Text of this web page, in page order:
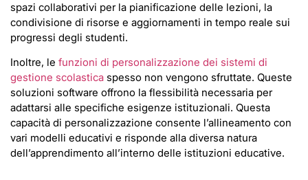
spazi collaborativi per la pianificazione delle lezioni, la
condivisione di risorse e aggiornamenti in tempo reale sui
progressi degli studenti.
Inoltre, le funzioni di personalizzazione dei sistemi di
gestione scolastica spesso non vengono sfruttate. Queste
soluzioni software offrono la flessibilità necessaria per
adattarsi alle specifiche esigenze istituzionali. Questa
capacità di personalizzazione consente l’allineamento con
vari modelli educativi e risponde alla diversa natura
dell’apprendimento all’interno delle istituzioni educative.